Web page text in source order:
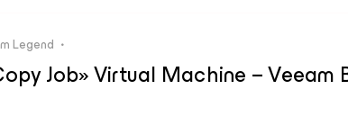
Legend
Job» Virtual Machine – Veeam